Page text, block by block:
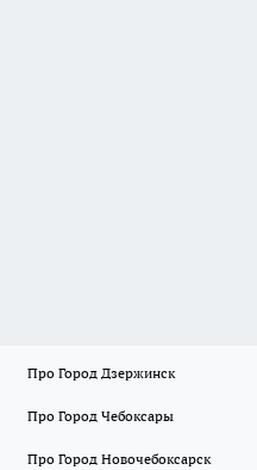
Про Город Дзержинск
Про Город Чебоксары
Про Город Новочебоксарск